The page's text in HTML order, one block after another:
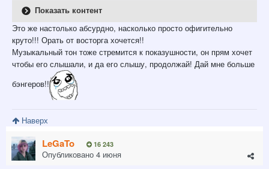
Показать контент
Это же настолько абсурдно, насколько просто офигительно
круто!!! Орать от восторга хочется!!
Музыкальный тон тоже стремится к показушности, он прям хочет
чтобы его слышали, и да его слышу, продолжай! Дай мне больше
бэнгеров!!
Наверх
LeGaTo 16 243
Опубликовано 4 июня